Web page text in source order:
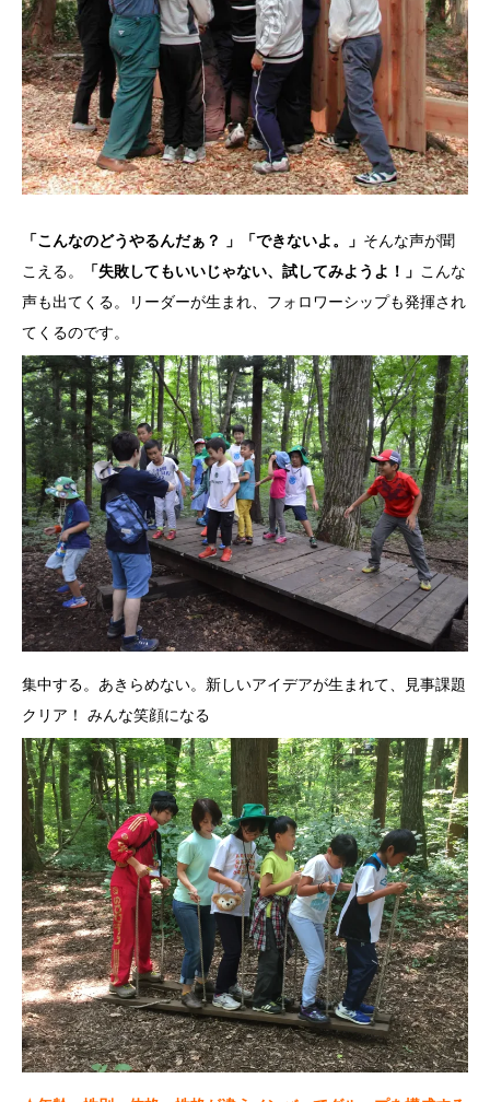
「こんなのどうやるんだぁ？ 」「できないよ。」 そんな声が聞
こえる。
「失敗してもいいじゃない、試してみようよ！」 こんな
声も出てくる。リーダーが生まれ、フォロワーシップも発揮され
てくるのです。
集中する。あきらめない。新しいアイデアが生まれて、見事課題
クリア！ みんな笑顔になる